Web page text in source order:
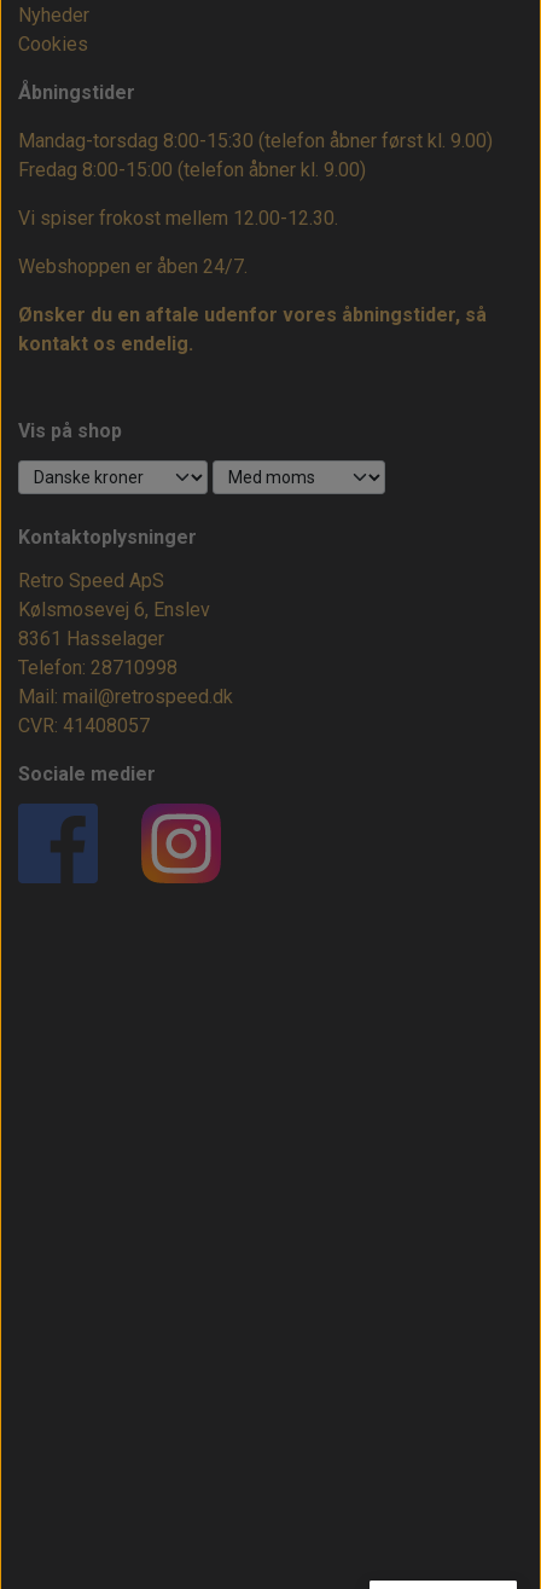
Nyheder
Cookies
Åbningstider
Mandag-torsdag 8:00-15:30 (telefon åbner først kl. 9.00)
Fredag 8:00-15:00 (telefon åbner kl. 9.00)
Vi spiser frokost mellem 12.00-12.30.
Webshoppen er åben 24/7.
Ønsker du en aftale udenfor vores åbningstider, så
kontakt os endelig.
Vis på shop
Kontaktoplysninger
Retro Speed ApS
Kølsmosevej 6, Enslev
8361 Hasselager
Telefon: 28710998
Mail: mail@retrospeed.dk
CVR: 41408057
Sociale medier